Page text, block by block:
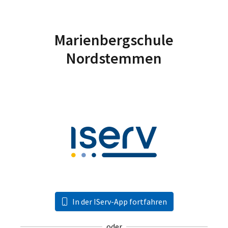
Marienbergschule
Nordstemmen
In der IServ-App fortfahren